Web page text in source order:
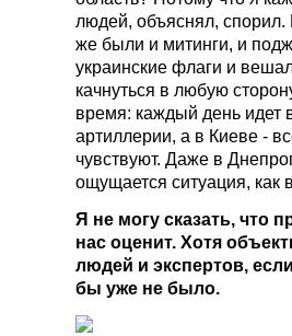
людей, объяснял,
же были и митинги, и
украинские флаги и
качнуться в любую
время: каждый день идет
артиллерии, а в Киеве -
чувствуют. Даже в
ощущается ситуация, как
Я не могу сказать, что
нас оценит. Хотя
людей и экспертов,
бы уже не было.